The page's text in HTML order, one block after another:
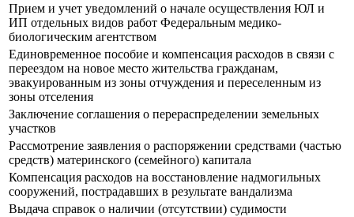
Прием и учет уведомлений о начале осуществления ЮЛ и
ИП отдельных видов работ Федеральным медико-
биологическим агентством
Единовременное пособие и компенсация расходов в связи с
переездом на новое место жительства гражданам,
эвакуированным из зоны отчуждения и переселенным из
зоны отселения
Заключение соглашения о перераспределении земельных
участков
Рассмотрение заявления о распоряжении средствами (частью
средств) материнского (семейного) капитала
Компенсация расходов на восстановление надмогильных
сооружений, пострадавших в результате вандализма
Выдача справок о наличии (отсутствии) судимости